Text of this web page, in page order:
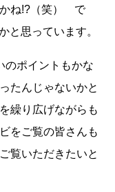
かね!?（笑） で
と思っています。
のポイントもかな
たんじゃないかと
繰り広げながらも
をご覧の皆さんも
覧いただきたいと